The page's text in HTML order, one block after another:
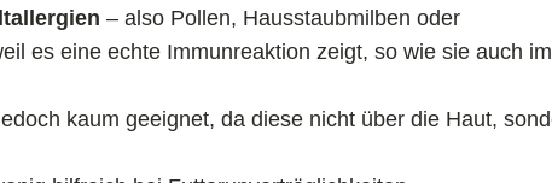
– also Pollen, Hausstaubmilben oder
es eine echte Immunreaktion zeigt, so wie sie auch im
kaum geeignet, da diese nicht über die Haut,